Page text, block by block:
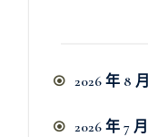
2026 年 8 月
2026 年 7 月